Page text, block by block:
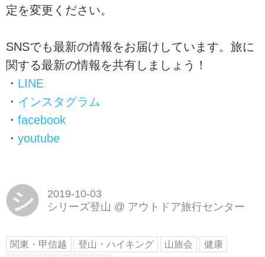
定を変更ください。
SNSでも最新の情報をお届けしています。旅に
関する最新の情報を共有しましょう！
・ LINE
・ インスタグラム
・ facebook
・ youtube
シ
2019-10-03
シリーズ登山 @ アウトドア旅行センター
関東・甲信越 登山・ハイキング 山旅会
健康